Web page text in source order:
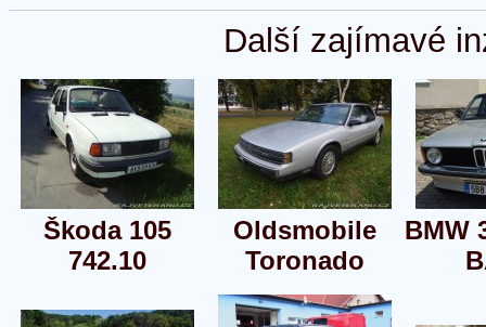
Další zajímavé
Škoda 105
742.10
Oldsmobile
Toronado
BMW